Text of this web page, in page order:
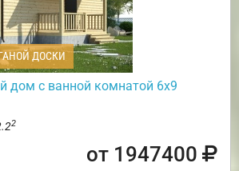
ДОСКИ
дом с ванной комнатой 6х9
2
от 1947400